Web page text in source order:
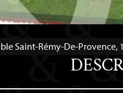
Saint-Rémy-De-Provence,